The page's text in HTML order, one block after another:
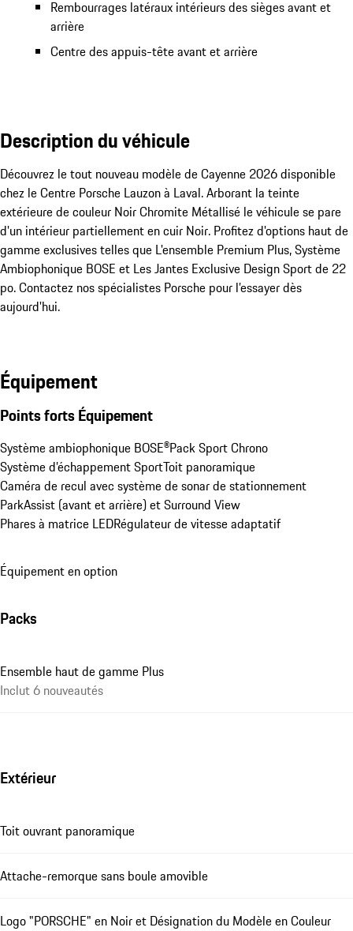
Rembourrages latéraux intérieurs des sièges avant et
arrière
Centre des appuis-tête avant et arrière
Description du véhicule
Découvrez le tout nouveau modèle de Cayenne 2026 disponible
chez le Centre Porsche Lauzon à Laval. Arborant la teinte
extérieure de couleur Noir Chromite Métallisé le véhicule se pare
d'un intérieur partiellement en cuir Noir. Profitez d'options haut de
gamme exclusives telles que L'ensemble Premium Plus, Système
Ambiophonique BOSE et Les Jantes Exclusive Design Sport de 22
po. Contactez nos spécialistes Porsche pour l’essayer dès
aujourd'hui.
Équipement
Points forts Équipement
Système ambiophonique BOSE®Pack Sport Chrono
Système d’échappement SportToit panoramique
Caméra de recul avec système de sonar de stationnement
ParkAssist (avant et arrière) et Surround View
Phares à matrice LEDRégulateur de vitesse adaptatif
Équipement en option
Packs
Ensemble haut de gamme Plus
Inclut 6 nouveautés
Extérieur
Toit ouvrant panoramique
Attache-remorque sans boule amovible
Logo "PORSCHE" en Noir et Désignation du Modèle en Couleur